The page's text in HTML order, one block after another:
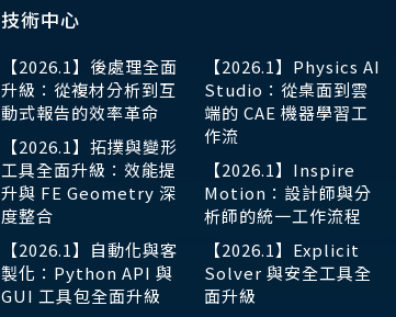
技術中心
【2026.1】後處理全面
升級：從複材分析到互
動式報告的效率革命
【2026.1】拓撲與變形
工具全面升級：效能提
升與 FE Geometry 深
度整合
【2026.1】自動化與客
製化：Python API 與
GUI 工具包全面升級
【2026.1】Physics AI
Studio：從桌面到雲
端的 CAE 機器學習工
作流
【2026.1】Inspire
Motion：設計師與分
析師的統一工作流程
【2026.1】Explicit
Solver 與安全工具全
面升級